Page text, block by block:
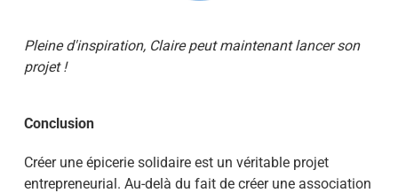
Pleine d'inspiration, Clairepeut maintenant lancer son
projet !
Conclusion
Créer une épicerie solidaire est un véritable projet
entrepreneurial. Au-delà du fait de créer une association